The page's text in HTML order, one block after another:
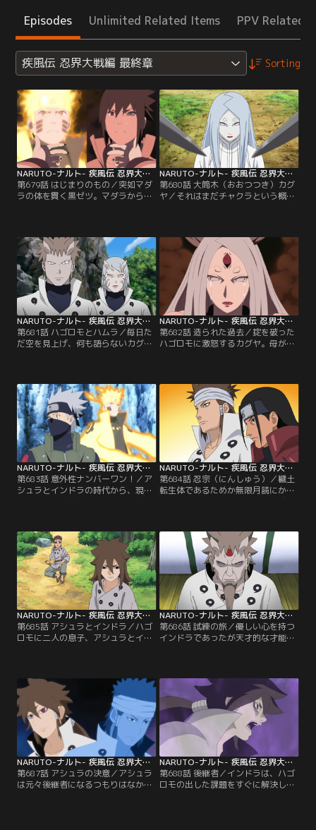
Episodes Unlimited Related Items PPV Related
疾風伝 忍界大戦編 最終章 Sorting
NARUTO-ナルト- 疾風伝 忍界大戦編 最終章 第679話
第679話 はじまりのもの／突如マダ
ラの体を貫く黒ゼツ。マダラから現
は絶大で、瞬時にしてナルトたちを
溶岩地帯へと瞬間移動させる。六道
の力を持つナルトとサスケしかカグ
ヤを封印することはできないのだ
が、カグヤの強力な力の前に成す術
なく…。【提供：バンダイチャンネ
ル】
NARUTO-ナルト- 疾風伝 忍界大戦編 最終章 第680話
第680話 大筒木（おおつつき）カグ
ヤ／それはまだチャクラという概念
降りた。得体の知れないカグヤを疑
う祖（そ）の国の者達であったが、
皇であるテンジはその美貌に魅入ら
れカグヤを大事にする。しかし、こ
の時は争いの絶えない戦乱の時代。
【提供：バンダイチャンネル】
NARUTO-ナルト- 疾風伝 忍界大戦編 最終章 第681話
第681話 ハゴロモとハムラ／毎日た
だ空を見上げ、何も語らないカグ
に後の大ガマ仙人・ガマ丸が姿を現
す。神樹がある一帯は“終焉の峠”と
呼ばれていて、カグヤの定めた掟に
より何人もその峠に近づくことは許
されていない。【提供：バンダイチ
ャンネル】
NARUTO-ナルト- 疾風伝 忍界大戦編 最終章 第682話
第682話 造られた過去／掟を破った
ハゴロモに激怒するカグヤ。母がか
か--母の事を何一つ知らないままで
いたハゴロモはカグヤの事を信じる
事ができず、そしてカグヤは怒りで
ハゴロモに襲いかかる。カグヤの怒
りの理由、それは全て…。【提供：
バンダイチャンネル】
NARUTO-ナルト- 疾風伝 忍界大戦編 最終章 第683話
第683話 意外性ナンバーワン！／ア
シュラとインドラの時代から、現在
った。忍の物語は全て母・カグヤが
復活するための物語だと語る黒ゼ
ツ。しかしナルトは「お前らだけが
忍の歴史じゃねーんだよ！！」とそ
れを否定する。【提供：バンダイチ
ャンネル】
NARUTO-ナルト- 疾風伝 忍界大戦編 最終章 第684話
第684話 忍宗（にんしゅう）／穢土
転生体であるためか無限月読にかか
らずに済んだ柱間、扉間、ヒルゼ
仙人・ハゴロモが現れ、柱間とマダ
ラの事を息子・アシュラとインドラ
の転生者の前任だと言う。今カグヤ
と戦っているナルトとサスケを助け
るためには柱間達にも全てを知って
もらう必要があり…。【提供：バン
ダイチャンネル】
NARUTO-ナルト- 疾風伝 忍界大戦編 最終章 第685話
第685話 アシュラとインドラ／ハゴ
ロモに二人の息子、アシュラとイン
して幼いながらも“忍宗（にんしゅ
う）の天才”と称されるようにな
る。一方のアシュラは忍宗の才能が
無く、落ちこぼれだった。それでも
二人は仲がよく共に修業に励み平和
に過ごしていくのだが…。【提供：
バンダイチャンネル】
NARUTO-ナルト- 疾風伝 忍界大戦編 最終章 第686話
第686話 試練の旅／優しい心を持つ
インドラであったが天才的な才能が
うになる。アシュラは優しい心の持
ち主だが才能がなく落ちこぼれ。
人々は誰もが忍宗の後継者にはイン
ドラが選ばれると思っていたのだ
が、ハゴロモは十尾の残骸が残る地
へと二人を向かわせ…。【提供：バ
ンダイチャンネル】
NARUTO-ナルト- 疾風伝 忍界大戦編 最終章 第687話
第687話 アシュラの決意／アシュラ
は元々後継者になるつもりはなかっ
NARUTO-ナルト- 疾風伝 忍界大戦編 最終章 第688話
第688話 後継者／インドラは、ハゴ
ロモの出した課題をすぐに解決し時